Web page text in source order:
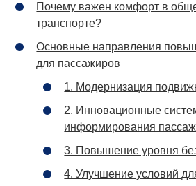
Почему важен комфорт в
транспорте?
Основные направления
для пассажиров
1. Модернизация
2. Инновационные
информирования
3. Повышение уровня
4. Улучшение условий